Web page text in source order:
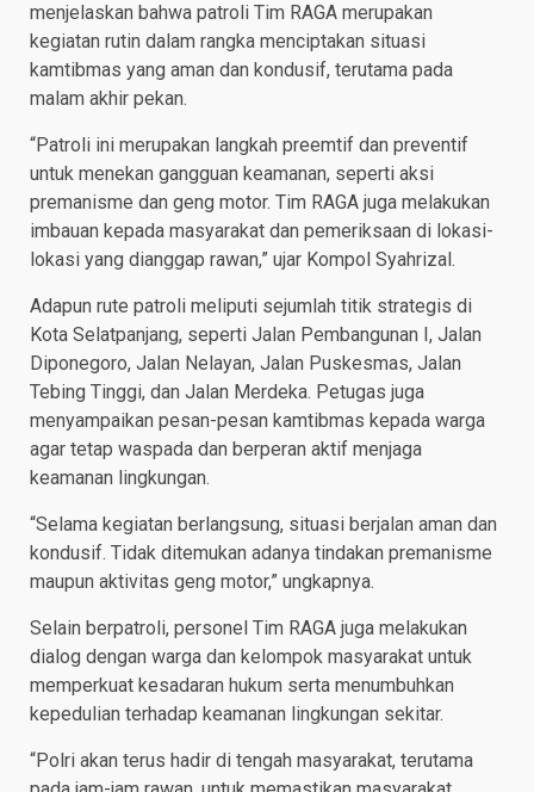
menjelaskan bahwa patroli Tim RAGA merupakan
kegiatan rutin dalam rangka menciptakan situasi
kamtibmas yang aman dan kondusif, terutama pada
malam akhir pekan.
“Patroli ini merupakan langkah preemtif dan preventif
untuk menekan gangguan keamanan, seperti aksi
premanisme dan geng motor. Tim RAGA juga melakukan
imbauan kepada masyarakat dan pemeriksaan di lokasi-
lokasi yang dianggap rawan,” ujar Kompol Syahrizal.
Adapun rute patroli meliputi sejumlah titik strategis di
Kota Selatpanjang, seperti Jalan Pembangunan I, Jalan
Diponegoro, Jalan Nelayan, Jalan Puskesmas, Jalan
Tebing Tinggi, dan Jalan Merdeka. Petugas juga
menyampaikan pesan-pesan kamtibmas kepada warga
agar tetap waspada dan berperan aktif menjaga
keamanan lingkungan.
“Selama kegiatan berlangsung, situasi berjalan aman dan
kondusif. Tidak ditemukan adanya tindakan premanisme
maupun aktivitas geng motor,” ungkapnya.
Selain berpatroli, personel Tim RAGA juga melakukan
dialog dengan warga dan kelompok masyarakat untuk
memperkuat kesadaran hukum serta menumbuhkan
kepedulian terhadap keamanan lingkungan sekitar.
“Polri akan terus hadir di tengah masyarakat, terutama